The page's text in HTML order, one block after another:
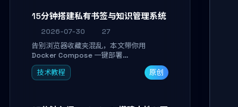
15分钟搭建私有书签与知识管理系统
2026-07-30
27
告别浏览器收藏夹混乱，本文带你用
Docker Compose 一键部署
Linkwarden。15 分钟完成私有书签系统搭
建，掌握网页快照归档、高亮批注、分类管
技术教程 原创